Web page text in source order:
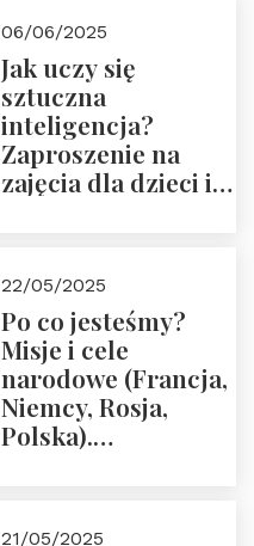
06/06/2025
Jak uczy się
sztuczna
inteligencja?
Zaproszenie na
zajęcia dla dzieci i
22/05/2025
Po co jesteśmy?
Misje i cele
narodowe (Francja,
Niemcy, Rosja,
Polska).
21/05/2025